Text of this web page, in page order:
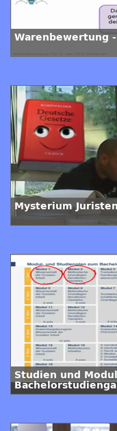
Warenbewertung
Mysterium
Studien und
FH Köln